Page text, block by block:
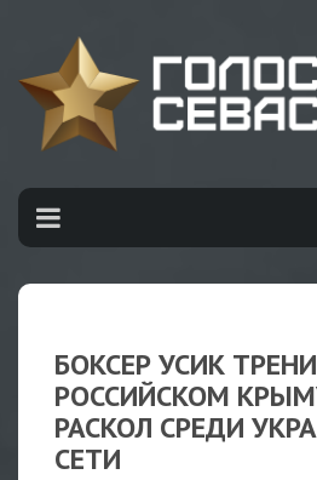
БОКСЕР УСИК
РОССИЙСКОМ
РАСКОЛ СРЕДИ
СЕТИ